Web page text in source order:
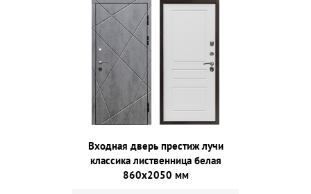
Входная дверь престиж лучи
классика лиственница белая
860х2050 мм